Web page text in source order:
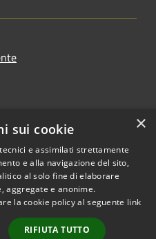
Copyright © 2026 • Comune di
Varzi • Powered by
Municipium•
Accesso
×
sui cookie
e assimilati strettamente
e alla navigazione del sito,
al solo fine di elaborare
aggregate e anonime.
la cookie policy al seguente link
RIFIUTA TUTTO